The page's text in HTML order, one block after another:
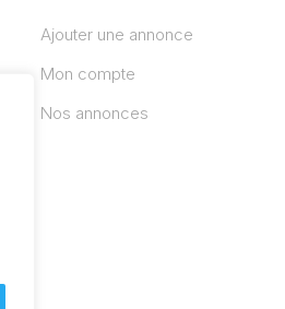
Ajouter une annonce
Mon compte
Nos annonces